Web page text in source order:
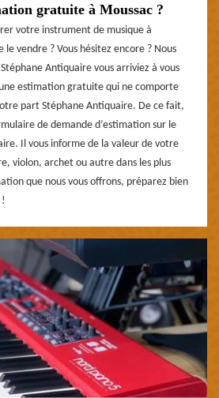
gratuite à Moussac ?
votre instrument de musique à
le vendre ? Vous hésitez encore ? Nous
Stéphane Antiquaire vous arriviez à vous
estimation gratuite qui ne comporte
part Stéphane Antiquaire. De ce fait,
de demande d’estimation sur le
Il vous informe de la valeur de votre
violon, archet ou autre dans les plus
que nous vous offrons, préparez bien